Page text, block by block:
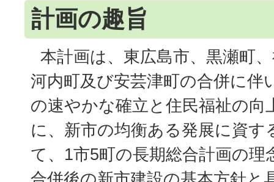
計画の趣旨
本計画は、東広島市、黒瀬町
河内町及び安芸津町の合併に伴
の速やかな確立と住民福祉の向
に、新市の均衡ある発展に資す
て、1市5町の長期総合計画の理